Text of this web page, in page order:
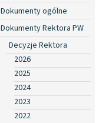
Dokumenty ogólne
Dokumenty Rektora PW
Decyzje Rektora
2026
2025
2024
2023
2022